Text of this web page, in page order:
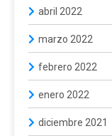
abril 2022
marzo 2022
febrero 2022
enero 2022
diciembre 2021